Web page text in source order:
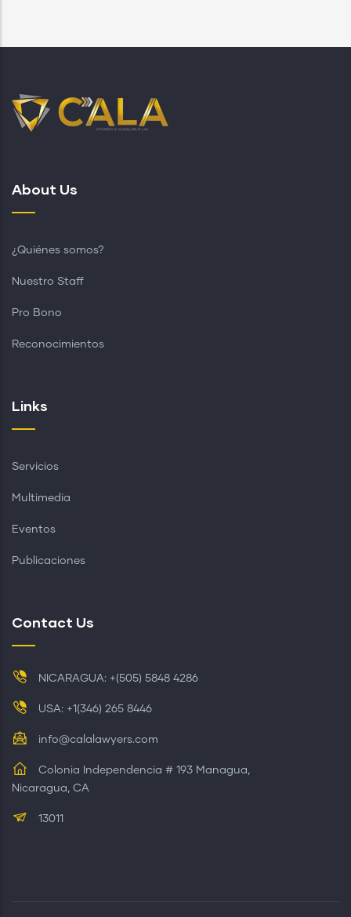
About Us
¿Quiénes somos?
Nuestro Staff
Pro Bono
Reconocimientos
Links
Servicios
Multimedia
Eventos
Publicaciones
Contact Us
NICARAGUA: +(505) 5848 4286
USA: +1(346) 265 8446
info@calalawyers.com
Colonia Independencia # 193 Managua,
Nicaragua, CA
13011